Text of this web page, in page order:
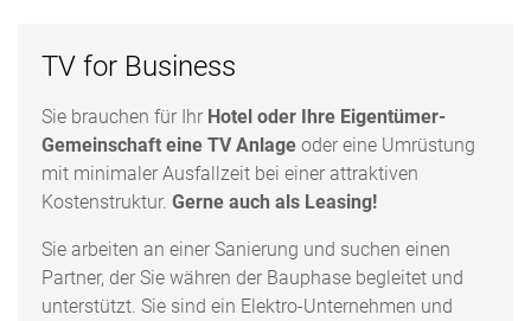
TV for Business
Sie brauchen für Ihr Hotel oder Ihre Eigentümer-
Gemeinschaft eine TV Anlage oder eine Umrüstung
mit minimaler Ausfallzeit bei einer attraktiven
Kostenstruktur. Gerne auch als Leasing!
Sie arbeiten an einer Sanierung und suchen einen
Partner, der Sie währen der Bauphase begleitet und
unterstützt. Sie sind ein Elektro-Unternehmen und